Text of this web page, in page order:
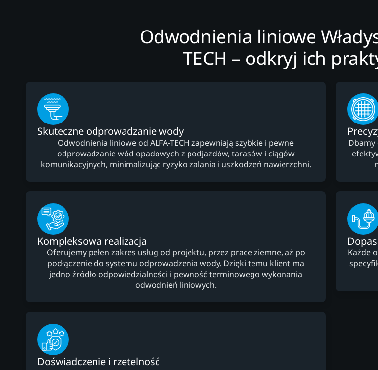
Odwodnienia liniowe
TECH – odkryj ich
Skuteczne odprowadzanie wody
Odwodnienia liniowe od ALFA-TECH zapewniają szybkie i pewne
odprowadzanie wód opadowych z podjazdów, tarasów i ciągów
komunikacyjnych, minimalizując ryzyko zalania i uszkodzeń nawierzchni.
Dbamy
Kompleksowa realizacja
Oferujemy pełen zakres usług od projektu, przez prace ziemne, aż po
podłączenie do systemu odprowadzenia wody. Dzięki temu klient ma
jedno źródło odpowiedzialności i pewność terminowego wykonania
odwodnień liniowych.
Każde
Doświadczenie i rzetelność